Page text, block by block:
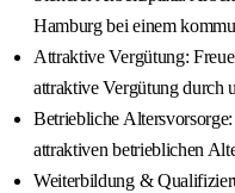
Hamburg bei einem
Attraktive Vergütung:
attraktive Vergütung durch
Betriebliche
attraktiven betrieblichen
Weiterbildung &